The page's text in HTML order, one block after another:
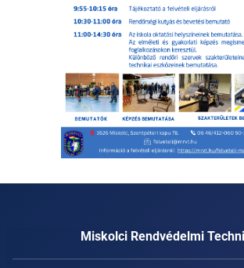
Miskolci Rendvédelmi